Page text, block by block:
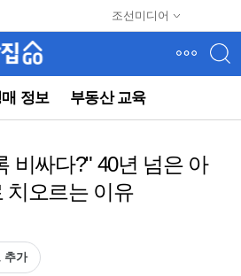
조선미디어
정보 부동산 교육
비싸다?" 40년 넘은 아
치오르는 이유
추가